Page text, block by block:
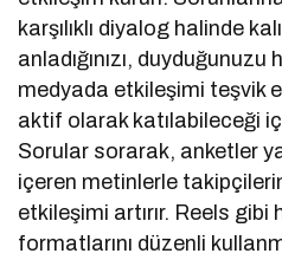
karşılıklı diyalog halinde
anladığınızı,
medyada etkileşimi teşvik
aktif olarak katılabileceği
Sorular sorarak, anketler
içeren metinlerle
etkileşimi artırır. Reels gibi
formatlarını düzenli